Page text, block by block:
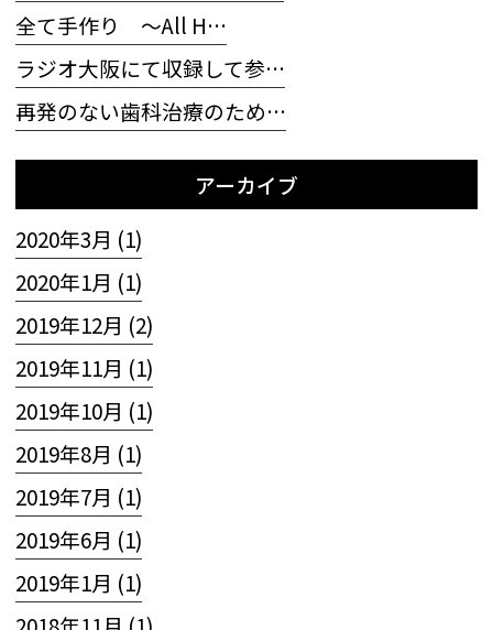
全て手作り 〜All H…
ラジオ大阪にて収録して参…
再発のない歯科治療のため…
アーカイブ
2020年3月 (1)
2020年1月 (1)
2019年12月 (2)
2019年11月 (1)
2019年10月 (1)
2019年8月 (1)
2019年7月 (1)
2019年6月 (1)
2019年1月 (1)